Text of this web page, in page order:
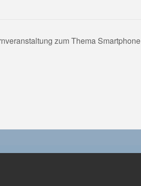
zum Thema Smartphone